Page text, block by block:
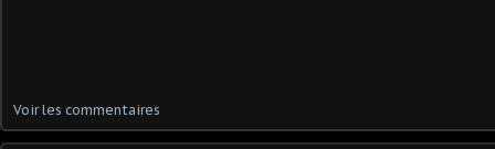
Voir les commentaires